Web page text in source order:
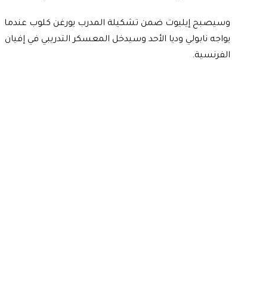
وسيصبح إيليوت ضمن تشكيلة المدرب يورغن كلوب عندما
يواجه نابولي وديا الأحد وسيدخل المعسكر التدريبي في إفيان
الفرنسية.